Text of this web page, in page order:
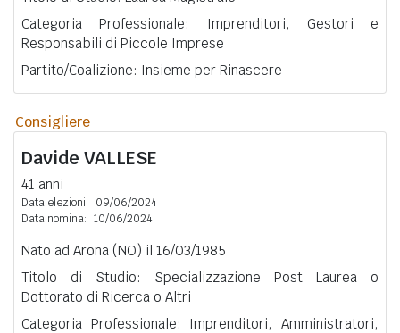
Categoria Professionale: Imprenditori, Gestori e
Responsabili di Piccole Imprese
Partito/Coalizione: Insieme per Rinascere
Consigliere
Davide VALLESE
41 anni
Data elezioni:
09/06/2024
Data nomina: 10/06/2024
Nato ad Arona (NO) il 16/03/1985
Titolo di Studio: Specializzazione Post Laurea o
Dottorato di Ricerca o Altri
Categoria Professionale: Imprenditori, Amministratori,